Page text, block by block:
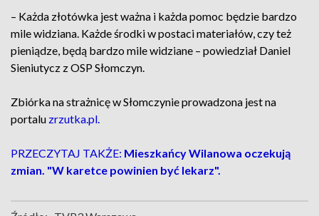
– Każda złotówka jest ważna i każda pomoc będzie bardzo
mile widziana. Każde środki w postaci materiałów, czy też
pieniądze, będą bardzo mile widziane – powiedział Daniel
Sieniutycz z OSP Słomczyn.
Zbiórka na strażnicę w Słomczynie prowadzona jest na
portalu zrzutka.pl.
PRZECZYTAJ TAKŻE: Mieszkańcy Wilanowa oczekują
zmian. "W karetce powinien być lekarz".